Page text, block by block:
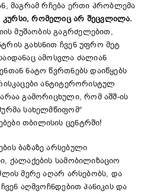
მაგრამ რჩება ერთი პრობლემა
კურსი,რომელიც არ შეცვლილა.
მუშაობის გაგრძელებით,
გახსნით ჩვენ უფრო მეტ
ამოსვლა ძალიან
ნატო წვრთნებს დაიწყებს
ანტიტერორისტულ
გამორიცხული, რომ აშშ-ის
სახელმწიფომ“
თბილისის ცენტრში!
ბაზაზე არსებული
ქალაქების სამობილიზაციო
მერე აღარ არსებობს, და
აღმვოჩნდებით პანიკის და